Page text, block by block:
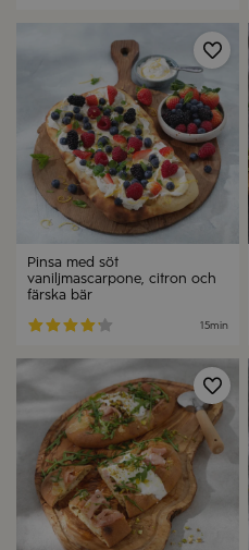
Pinsa med söt
vaniljmascarpone, citron och
färska bär
15min